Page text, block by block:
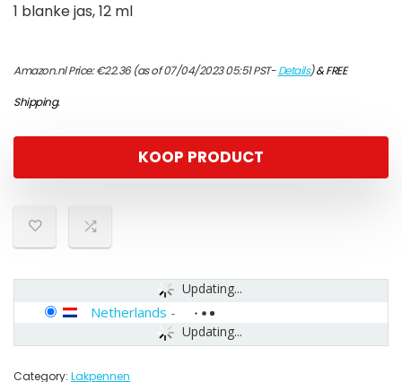
1 blanke jas, 12 ml
Amazon.nl Price:€22.36(as of 07/04/2023 05:51 PST-Details)&FREE
Shipping.
KOOP PRODUCT
Updating...
Updating...
Netherlands -
Category: Lakpennen